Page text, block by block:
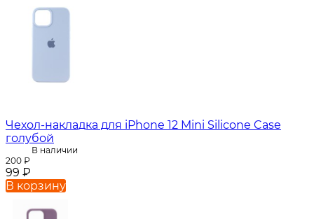
Чехол-накладка для iPhone 12 Mini Silicone Case
голубой
В наличии
200 ₽
99 ₽
В корзину